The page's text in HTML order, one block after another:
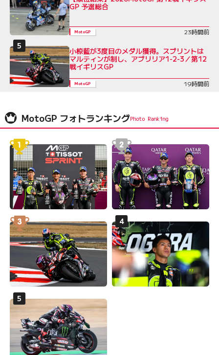
GP 予選総合
MotoGP 23時間前
小椋藍が3度目のメダル獲得。スプリントは
マルティンが制し、アプリリア1-2-3／第12
戦イギリスGP
MotoGP 19時間前
MotoGP フォトランキング